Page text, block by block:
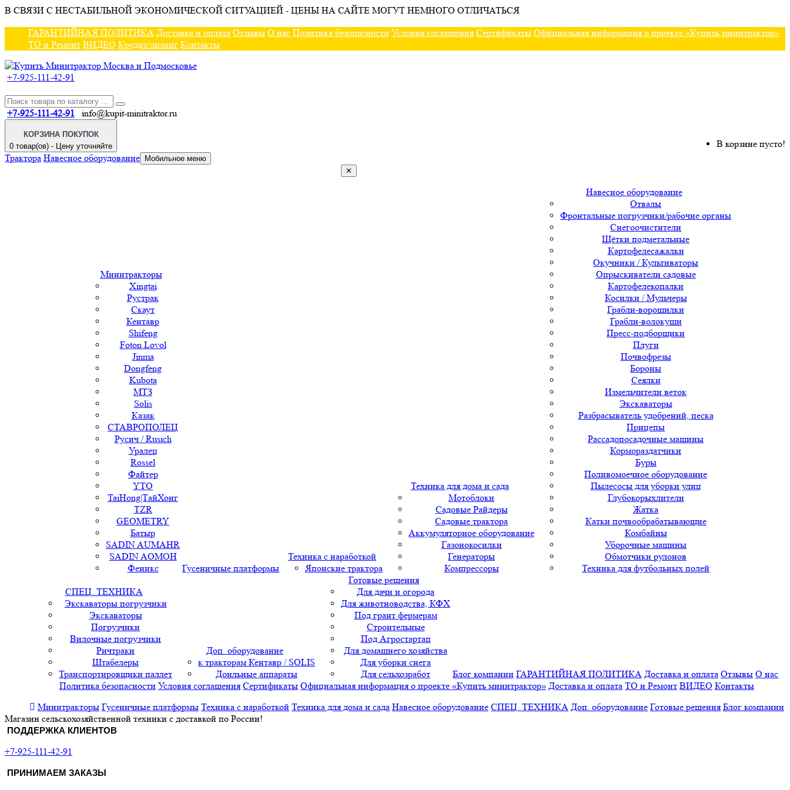
В СВЯЗИ С НЕСТАБИЛЬНОЙ ЭКОНОМИЧЕСКОЙ СИТУАЦИЕЙ - ЦЕНЫ НА САЙТЕ МОГУТ НЕМНОГО ОТЛИЧАТЬСЯ
ГАРАНТИЙНАЯ ПОЛИТИКА Доставка и оплата Отзывы О нас Политика безопасности Условия соглашения Сертификаты Официальная информация о проекте «Купить минитрактор»
ТО и Ремонт ВИДЕО Кредит/лизинг Контакты
+7-925-111-42-91
+7-925-111-42-91 info@kupit-minitraktor.ru
КОРЗИНА ПОКУПОК
0 товар(ов) - Цену уточняйте
В корзине пусто!
Трактора Навесное оборудование
Мобильное меню
✕
Минитракторы
Xingtai
Рустрак
Скаут
Кентавр
Shifeng
Foton Lovol
Jinma
Dongfeng
Kubota
МТЗ
Solis
Казак
СТАВРОПОЛЕЦ
Русич / Rusich
Уралец
Rossel
Файтер
YTO
TaiHong|ТайХонг
TZR
GEOMETRY
Батыр
SADIN AUMAHR
SADIN AOMOH
Феникс
Гусеничные платформы
Техника с наработкой
Японские трактора
Техника для дома и сада
Мотоблоки
Садовые Райдеры
Садовые трактора
Аккумуляторное оборудование
Газонокосилки
Генераторы
Компрессоры
Навесное оборудование
Отвалы
Фронтальные погрузчики/рабочие органы
Снегоочистители
Щётки подметальные
Картофелесажалки
Окучники / Культиваторы
Опрыскиватели садовые
Картофелекопалки
Косилки / Мульчеры
Грабли-ворошилки
Грабли-волокуши
Пресс-подборщики
Плуги
Почвофрезы
Бороны
Сеялки
Измельчители веток
Экскаваторы
Разбрасыватель удобрений, песка
Прицепы
Рассадопосадочные машины
Кормораздатчики
Буры
Поливомоечное оборудование
Пылесосы для уборки улиц
Глубокорыхлители
Жатка
Катки почвообрабатывающие
Комбайны
Уборочные машины
Обмотчики рулонов
Техника для футбольных полей
СПЕЦ. ТЕХНИКА
Экскаваторы погрузчики
Экскаваторы
Погрузчики
Вилочные погрузчики
Ричтраки
Штабелеры
Транспортировщики паллет
Доп. оборудование
к тракторам Кентавр / SOLIS
Доильные аппараты
Готовые решения
Для дачи и огорода
Для животноводства, КФХ
Под грант фермерам
Строительные
Под Агростартап
Для домашнего хозяйства
Для уборки снега
Для сельхозработ
Блог компании ГАРАНТИЙНАЯ ПОЛИТИКА Доставка и оплата Отзывы О нас
Политика безопасности Условия соглашения Сертификаты Официальная информация о проекте «Купить минитрактор» Доставка и оплата ТО и Ремонт ВИДЕО Контакты
Минитракторы Гусеничные платформы Техника с наработкой Техника для дома и сада Навесное оборудование СПЕЦ. ТЕХНИКА Доп. оборудование Готовые решения Блог компании
Магазин сельскохозяйственной техники с доставкой по России!
ПОДДЕРЖКА КЛИЕНТОВ
+7-925-111-42-91
ПРИНИМАЕМ ЗАКАЗЫ